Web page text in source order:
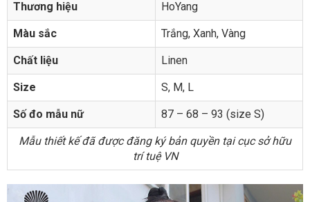
Thương hiệu HoYang
Màu sắc Trắng, Xanh, Vàng
Chất liệu Linen
Size S, M, L
Số đo mẫu nữ 87 – 68 – 93 (size S)
Mẫu thiết kế đã được đăng ký bản quyền tại cục sở hữu
trí tuệ VN